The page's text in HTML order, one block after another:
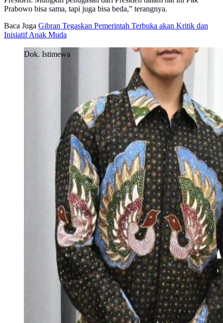
Prabowo bisa sama, tapi juga bisa beda,” terangnya.
Baca Juga Gibran Tegaskan Pemerintah Terbuka akan Kritik dan
Inisiatif Anak Muda
Dok. Istimewa